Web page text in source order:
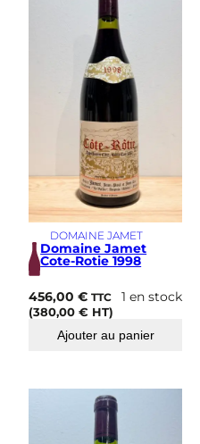
DOMAINE JAMET
Domaine Jamet
Cote-Rotie 1998
456,00€ TTC
(380,00€ HT)
1 en stock
Ajouter au panier